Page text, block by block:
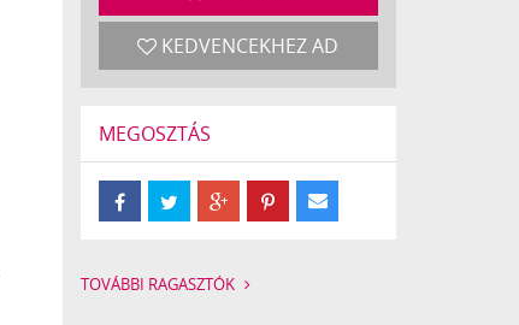
KEDVENCEKHEZ AD
MEGOSZTÁS
TOVÁBBI RAGASZTÓK